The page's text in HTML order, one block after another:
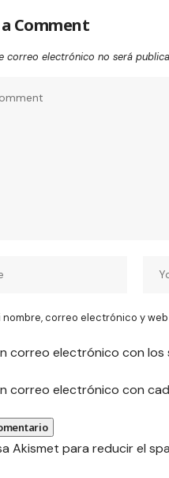
Comment
correo electrónico no será
nombre, correo electrónico y
correo electrónico con
correo electrónico con
Akismet para reducir el